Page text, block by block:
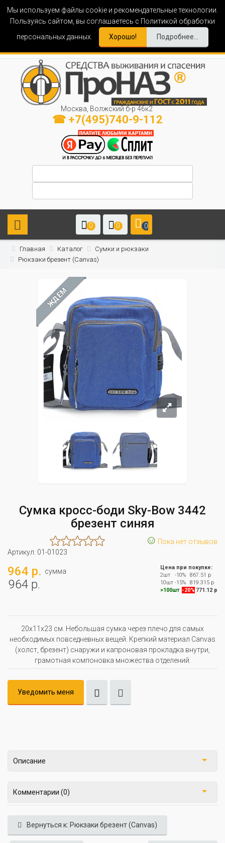
Мы используем файлы cookie и рекомендательные технологии.
Пользуясь сайтом, вы соглашаетесь с Политикой обработки
персональных данных.
Хорошо! Подробнее...
Москва, Волжский б-р 46к2
☎ +7(495)740-9-112
0 0 0
Главная Каталог
Сумки и рюкзаки
Рюкзаки брезент (Canvas)
ЖДЁМ
Сумка кросс-боди Sky-Bow 3442
брезент синяя
☺ Пока нет отзывов
Артикул: 01-01023
964 р. сумма
964 р.
Цена при покупке:
2шт
-10%
867.51 р
10шт -15%
819.315 р
>100шт -20% 771.12 р
20x11x23 см. Небольшая сумка через плечо для самых
необходимых повседневных вещей. Крепкий материал Canvas
(холст, брезент) снаружи и капроновая прокладка внутри,
грамотная компоновка множества отделений.
Уведомить меня
Описание
Комментарии (0)
Вернуться к: Рюкзаки брезент (Canvas)